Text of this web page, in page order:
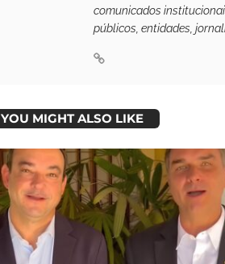
comunicados
públicos, entidades,
YOU MIGHT ALSO LIKE